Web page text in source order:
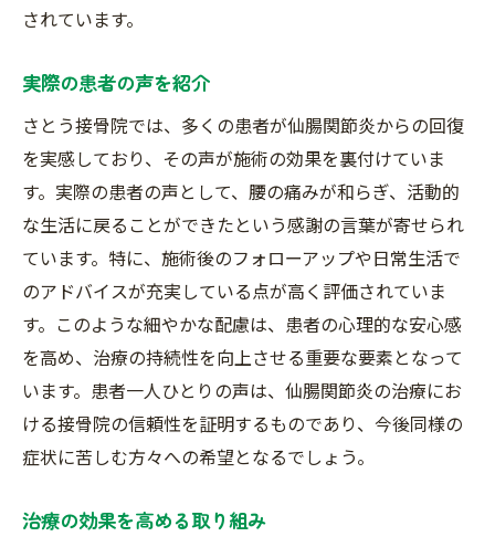
されています。
実際の患者の声を紹介
さとう接骨院では、多くの患者が仙腸関節炎からの回復
を実感しており、その声が施術の効果を裏付けていま
す。実際の患者の声として、腰の痛みが和らぎ、活動的
な生活に戻ることができたという感謝の言葉が寄せられ
ています。特に、施術後のフォローアップや日常生活で
のアドバイスが充実している点が高く評価されていま
す。このような細やかな配慮は、患者の心理的な安心感
を高め、治療の持続性を向上させる重要な要素となって
います。患者一人ひとりの声は、仙腸関節炎の治療にお
ける接骨院の信頼性を証明するものであり、今後同様の
症状に苦しむ方々への希望となるでしょう。
治療の効果を高める取り組み